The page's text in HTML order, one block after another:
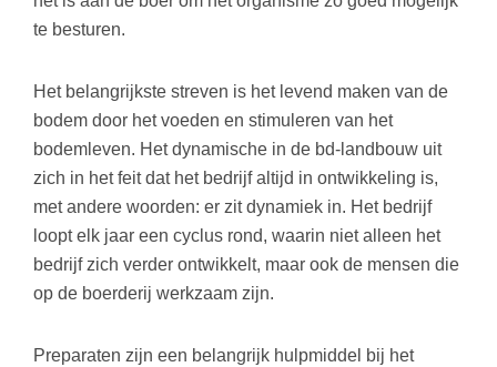
te besturen.
Het belangrijkste streven is het levend maken van de
bodem door het voeden en stimuleren van het
bodemleven. Het dynamische in de bd-landbouw uit
zich in het feit dat het bedrijf altijd in ontwikkeling is,
met andere woorden: er zit dynamiek in. Het bedrijf
loopt elk jaar een cyclus rond, waarin niet alleen het
bedrijf zich verder ontwikkelt, maar ook de mensen die
op de boerderij werkzaam zijn.
Preparaten zijn een belangrijk hulpmiddel bij het